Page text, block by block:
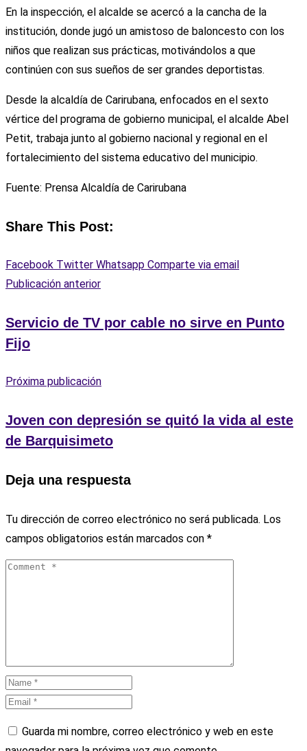
En la inspección, el alcalde se acercó a la cancha de la
institución, donde jugó un amistoso de baloncesto con los
niños que realizan sus prácticas, motivándolos a que
continúen con sus sueños de ser grandes deportistas.
Desde la alcaldía de Carirubana, enfocados en el sexto
vértice del programa de gobierno municipal, el alcalde Abel
Petit, trabaja junto al gobierno nacional y regional en el
fortalecimiento del sistema educativo del municipio.
Fuente: Prensa Alcaldía de Carirubana
Share This Post:
Facebook Twitter Whatsapp Comparte via email
Publicación anterior
Servicio de TV por cable no sirve en Punto
Fijo
Próxima publicación
Joven con depresión se quitó la vida al este
de Barquisimeto
Deja una respuesta
Tu dirección de correo electrónico no será publicada. Los
campos obligatorios están marcados con *
Guarda mi nombre, correo electrónico y web en este